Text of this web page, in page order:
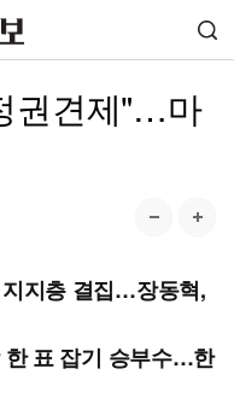
권견제"…마
지지층 결집…장동혁,
한 표 잡기 승부수…한